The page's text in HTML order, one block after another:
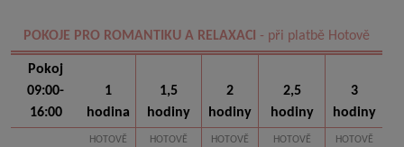
POKOJE PRO ROMANTIKU A RELAXACI - při platbě Hotově
Pokoj
09:00-
16:00
1
hodina
1,5
hodiny
2
hodiny
2,5
hodiny
3
hodiny
HOTOVĚ HOTOVĚ HOTOVĚ HOTOVĚ HOTOVĚ